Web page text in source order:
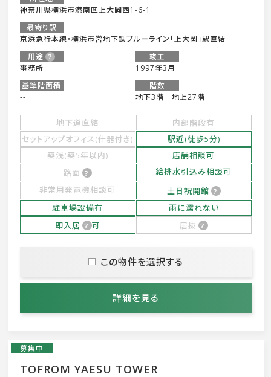
神奈川県横浜市港南区上大岡西1-6-1
最寄り駅
京浜急行本線・横浜市営地下鉄ブルーライン「上大岡」駅直結
用途
事務所
竣工
1997年3月
基準階面積
--
階数
地下3階 地上27階
地下道直結
内部階段有
セットアップオフィス(什器付き)
駅近(徒歩5分)
築浅(築5年以内)
店舗相談可
路面
給排水引込み相談可
非常用発電機相談可
土日祝開館
駐車場設備有
雨に濡れない
即入居
可 居抜
この物件を選択する
詳細を見る
募集中
TOFROM YAESU TOWER